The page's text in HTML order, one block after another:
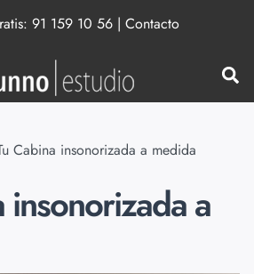
91 159 10 56| Contacto
Cabina insonorizada a medida
insonorizada a